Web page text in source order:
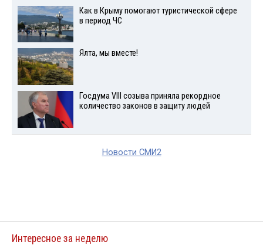
Как в Крыму помогают туристической сфере
в период ЧС
Ялта, мы вместе!
Госдума VIII созыва приняла рекордное
количество законов в защиту людей
Новости СМИ2
Интересное за неделю